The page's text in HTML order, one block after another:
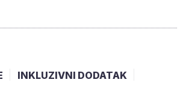
INKLUZIVNI DODATAK